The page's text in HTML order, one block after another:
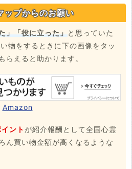
ップからのお願い
」「役に立った」と思っていた
物をするときに下の画像をタッ
らえると助かります。
Amazon
ント が紹介報酬として全国心霊
ん買い物金額が高くなるような